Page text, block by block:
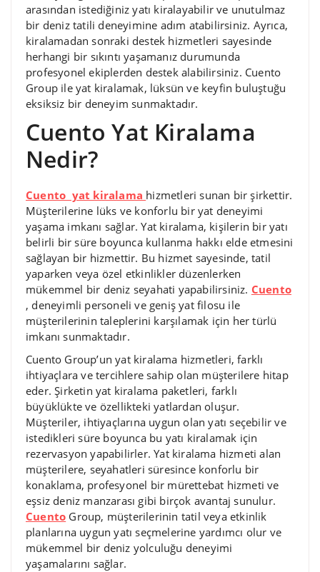
arasından istediğiniz yatı kiralayabilir ve unutulmaz
bir deniz tatili deneyimine adım atabilirsiniz. Ayrıca,
kiralamadan sonraki destek hizmetleri sayesinde
herhangi bir sıkıntı yaşamanız durumunda
profesyonel ekiplerden destek alabilirsiniz. Cuento
Group ile yat kiralamak, lüksün ve keyfin buluştuğu
eksiksiz bir deneyim sunmaktadır.
Cuento Yat Kiralama
Nedir?
Cuento yat kiralama hizmetleri sunan bir şirkettir.
Müşterilerine lüks ve konforlu bir yat deneyimi
yaşama imkanı sağlar. Yat kiralama, kişilerin bir yatı
belirli bir süre boyunca kullanma hakkı elde etmesini
sağlayan bir hizmettir. Bu hizmet sayesinde, tatil
yaparken veya özel etkinlikler düzenlerken
mükemmel bir deniz seyahati yapabilirsiniz. Cuento
, deneyimli personeli ve geniş yat filosu ile
müşterilerinin taleplerini karşılamak için her türlü
imkanı sunmaktadır.
Cuento Group’un yat kiralama hizmetleri, farklı
ihtiyaçlara ve tercihlere sahip olan müşterilere hitap
eder. Şirketin yat kiralama paketleri, farklı
büyüklükte ve özellikteki yatlardan oluşur.
Müşteriler, ihtiyaçlarına uygun olan yatı seçebilir ve
istedikleri süre boyunca bu yatı kiralamak için
rezervasyon yapabilirler. Yat kiralama hizmeti alan
müşterilere, seyahatleri süresince konforlu bir
konaklama, profesyonel bir mürettebat hizmeti ve
eşsiz deniz manzarası gibi birçok avantaj sunulur.
Cuento Group, müşterilerinin tatil veya etkinlik
planlarına uygun yatı seçmelerine yardımcı olur ve
mükemmel bir deniz yolculuğu deneyimi
yaşamalarını sağlar.